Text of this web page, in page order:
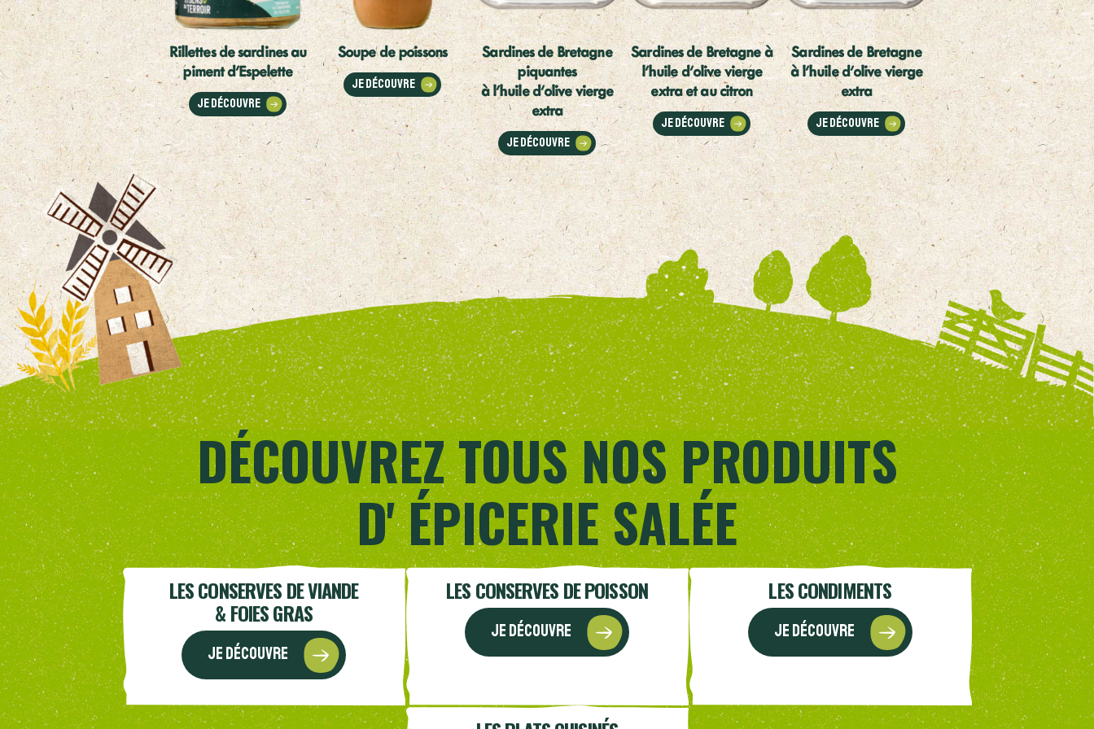
Rillettes de sardines au
piment d'Espelette
Je découvre
Soupe de poissons
Je découvre
Sardines de Bretagne
piquantes
à l'huile d'olive vierge
extra
Je découvre
Sardines de Bretagne à
l'huile d'olive vierge
extra et au citron
Je découvre
Sardines de Bretagne
à l'huile d'olive vierge
extra
Je découvre
DÉCOUVREZ TOUS NOS PRODUITS
D' ÉPICERIE SALÉE
LES CONSERVES DE VIANDE
& FOIES GRAS
Je découvre
LES CONSERVES DE POISSON
Je découvre
LES CONDIMENTS
Je découvre